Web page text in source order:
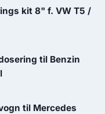
kr..
kit 8" f. VW T5 /
til Benzin
til Mercedes